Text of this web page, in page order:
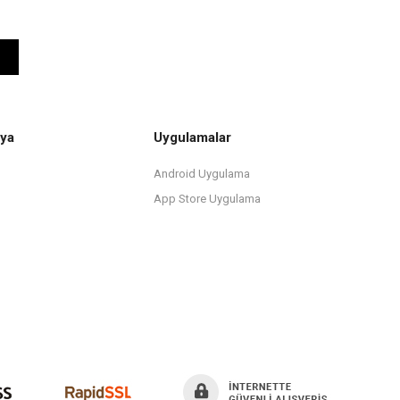
Uygulamalar
Android Uygulama
App Store Uygulama